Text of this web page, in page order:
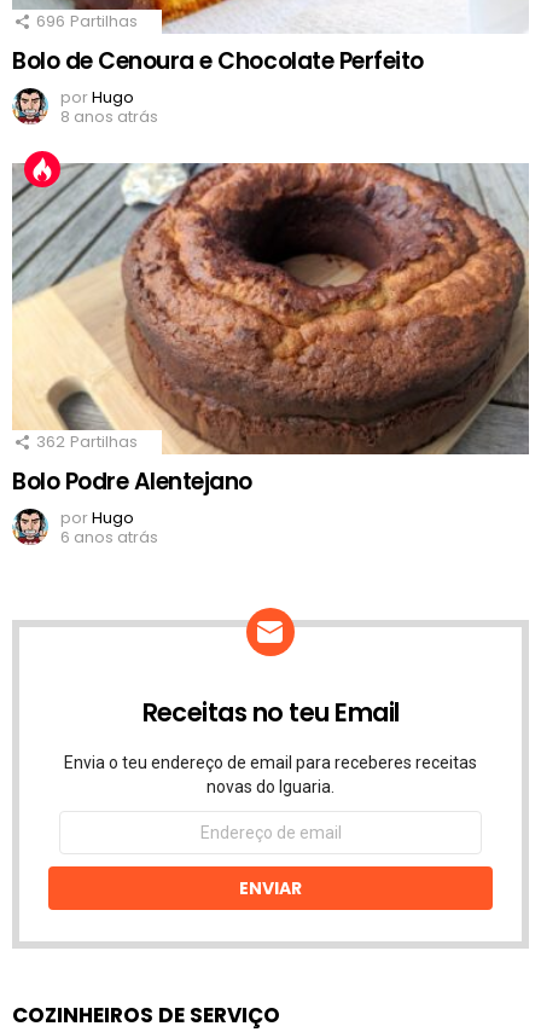
696 Partilhas
Bolo de Cenoura e Chocolate Perfeito
porHugo
8 anos atrás
362 Partilhas
Bolo Podre Alentejano
porHugo
6 anos atrás
Receitas no teu Email
Envia o teu endereço de email para receberes receitas
novas do Iguaria.
Endereço
email
ENVIAR
COZINHEIROS DE SERVIÇO